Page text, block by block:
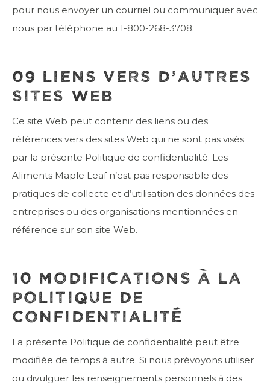
pour nous envoyer un courriel ou communiquer avec
nous par téléphone au 1-800-268-3708.
09 LIENS VERS D’AUTRES
SITES WEB
Ce site Web peut contenir des liens ou des
références vers des sites Web qui ne sont pas visés
par la présente Politique de confidentialité. Les
Aliments Maple Leaf n’est pas responsable des
pratiques de collecte et d’utilisation des données des
entreprises ou des organisations mentionnées en
référence sur son site Web.
10 MODIFICATIONS À LA
POLITIQUE DE
CONFIDENTIALITÉ
La présente Politique de confidentialité peut être
modifiée de temps à autre. Si nous prévoyons utiliser
ou divulguer les renseignements personnels à des